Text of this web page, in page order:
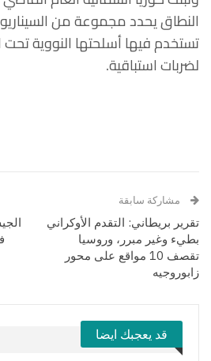
النطاق يحدد مجموعة من
تستخدم فيها أسلحتها النووية
لضربات استباقية.
مشاركة سابقة
تقرير بريطاني: التقدم الأوكراني
بطيء وغير مبرر، وروسيا
تقصف 10 مواقع على محور
زابوروجيه
قد يعجبك ايضا